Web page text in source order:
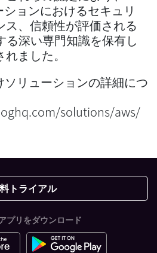
ョンにおけるセキュリ
ス、信頼性が評価される
る深い専門知識を保有し
ました。
ソリューションの詳細につ
solutions/aws/
トライアル
プリをダウンロード